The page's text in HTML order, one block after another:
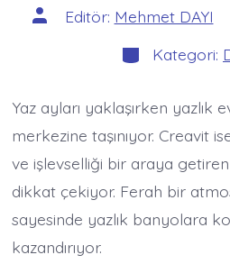
Yazının
yazarı
Editör: Mehmet DAYI
Kategoriler
Kategori:
Yaz ayları yaklaşırken yazlık
merkezine taşınıyor. Creavit
ve işlevselliği bir araya
dikkat çekiyor. Ferah bir
sayesinde yazlık banyolara
kazandırıyor.